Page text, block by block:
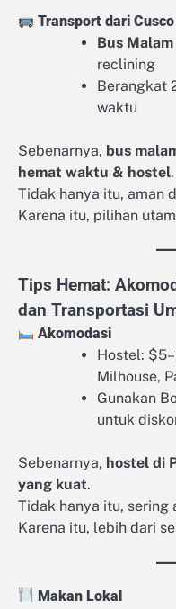
Transport dari
Bus Malam
reclining
Berangkat
waktu
Sebenarnya, bus
hemat waktu & hostel.
Tidak hanya itu, aman
Karena itu, pilihan
Tips Hemat:
dan Transportasi
Akomodasi
Hostel:
Milhouse,
Gunakan
untuk
Sebenarnya, hostel di
yang kuat.
Tidak hanya itu, sering
Karena itu, lebih dari
Makan Lokal